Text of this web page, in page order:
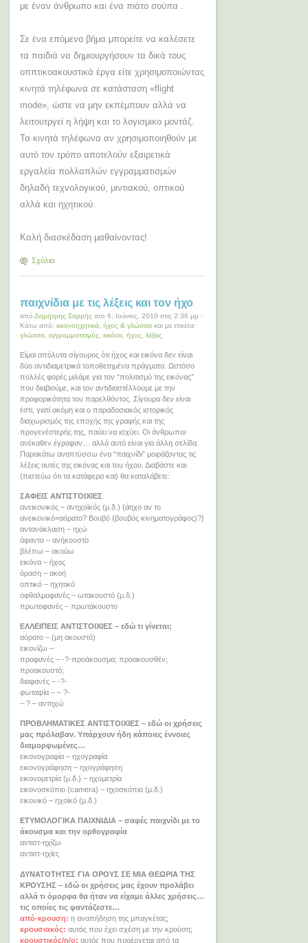
με έναν άνθρωπο και ένα πιάτο σούπα .
Σε ένα επόμενο βήμα μπορείτε να καλέσετε
τα παιδιά να δημιουργήσουν τα δικά τους
οππτικοακουστικά έργα είτε χρησιμοποιώντας
κινητά τηλέφωνα σε κατάσταση «flight
mode», ώστε να μην εκπέμπουν αλλά να
λειτουτργεί η λήψη και το λογισμικο μοντάζ.
Τα κινητά τηλέφωνα αν χρησιμοποιηθούν με
αυτό τον τρόπο αποτελούν εξαιρετικά
εργαλεία πολλαπλών εγγραμματισμών
δηλαδή τεχνολογικού, μιντιακού, οπτικού
αλλά και ηχητικού.
Καλή διασκέδαση μαθαίνοντας!
Σχόλια
παιχνίδια με τις λέξεις και τον ήχο
από Δημήτρης Σαρρής στο 6, Ιούνιος, 2010 στις 2:36 μμ ·
Κάτω από: εικονοηχητικά ήχος & γλώσσα και με ετικέτα:
γλώσσα εγγραμματισμός εικόνα ήχος λέξεις
Είμαι απόλυτα σίγουρος ότι ήχος και εικόνα δεν είναι
δύο αντιδιαμετρικά τοποθετημένα πράγματα. Ωστόσο
πολλές φορές μιλάμε για τον “πολιτισμό της εικόνας”
που διαβιούμε, και τον αντιδιαστέλλουμε με την
προφορικότητα του παρελθόντος. Σίγουρα δεν είναι
έστι, γιατί ακόμη και ο παραδοσιακός ιστορικός
διαχωρισμός της εποχής της γραφής και της
προγενέστερής της, παύει να ισχύει. Οι άνθρωποι
ανέκαθεν έγραφαν… αλλά αυτό είναι για άλλη σελίδα.
Παρακάτω αναπτύσσω ένα “παιχνίδι” μοιράζοντας τις
λέξεις αυτές της εικόνας και του ήχου. Διαβάστε και
(πιστεύω ότι τα κατάφερα και) θα καταλάβετε:
ΣΑΦΕΙΣ ΑΝΤΙΣΤΟΙΧΙΕΣ
ανεικονικός – ανηχοϊκός (μ.δ.) {άηχο αν το
ανεικονικό=αόρατο? Βουβό (βουβός κινηματογράφος)?}
αντανάκλαση – ηχώ
άφαντο – ανήκουστο
βλέπω – ακούω
εικόνα – ήχος
όραση – ακοή
οπτικό – ηχητικό
οφθαλμοφανές – ωτακουστό (μ.δ.)
πρωτοφανές – πρωτάκουστο
ΕΛΛΕΙΠΕΙΣ ΑΝΤΙΣΤΟΙΧΙΕΣ – εδώ τι γίνεται;
αόρατο – (μη ακουστό)
εικονίζω –
προφανές – -?-προάκουσμα; προακουσθέν;
προακουστό;
διαφανές – -?-
φωταψία – – ?-
– ? – αντηχώ
ΠΡΟΒΛΗΜΑΤΙΚΕΣ ΑΝΤΙΣΤΟΙΧΙΕΣ – εδώ οι χρήσεις
μας πρόλαβαν. Υπάρχουν ήδη κάποιες έννοιες
διαμορφωμένες…
εικονογραφία – ηχογραφία
εικονογράφηση – ηχογράφηση
εικονομετρία (μ.δ.) – ηχομετρία
εικονοσκόπιο (camera) – ηχοσκόπιο (μ.δ.)
εικονικό – ηχοϊκό (μ.δ.)
ΕΤΥΜΟΛΟΓΙΚΑ ΠΑΙΧΝΙΔΙΑ – σαφές παιχνίδι με το
άκουσμα και την ορθογραφία
αντιστ-ηχίζω
αντιστ-ηχίες
ΔΥΝΑΤΟΤΗΤΕΣ ΓΙΑ ΟΡΟΥΣ ΣΕ ΜΙΑ ΘΕΩΡΙΑ ΤΗΣ
ΚΡΟΥΣΗΣ – εδώ οι χρήσεις μας έχουν προλάβει
αλλά τι όμορφα θα ήταν να είχαμε άλλες χρήσεις…
τις οποίες τις φαντάζεστε…
από-κρουση: η αναπήδηση της μπαγκέτας;
κρουσιακός: αυτός που έχει σχέση με την κρούση;
κρουστικός/η/ο: αυτός που προέρχεται από τα